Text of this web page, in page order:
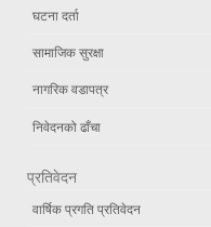
घटना दर्ता
सामाजिक सुरक्षा
नागरिक वडापत्र
निवेदनको ढाँचा
प्रतिवेदन
वार्षिक प्रगति प्रतिवेदन